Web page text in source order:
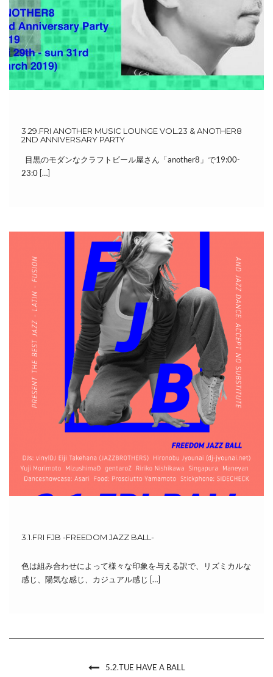
3.29.FRI ANOTHER MUSIC LOUNGE VOL.23 & ANOTHER8
2ND ANNIVERSARY PARTY
目黒のモダンなクラフトビール屋さん「another8」で19:00-
23:0 […]
3.1.FRI FJB -FREEDOM JAZZ BALL-
色は組み合わせによって様々な印象を与える訳で、リズミカルな
感じ、陽気な感じ、カジュアル感じ […]
5.2.TUE HAVE A BALL